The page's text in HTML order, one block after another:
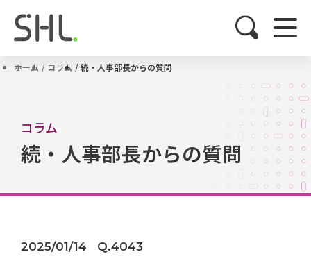
ホーム コラム 続・人事部長からの質問
コラム
続・人事部長からの質問
2025/01/14 Q.4043